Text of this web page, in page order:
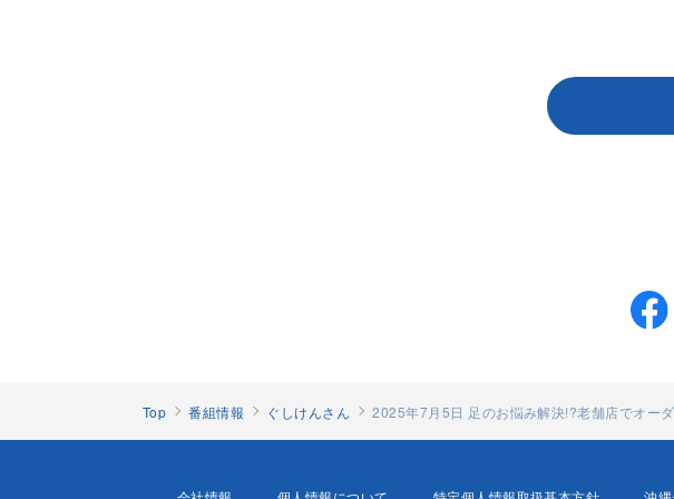
Top 番組情報 ぐしけんさん 2025年7月5日 足のお悩み解決!?老舗店でオー